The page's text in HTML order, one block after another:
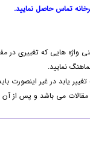
تماس حاصل نمایید.
هایی که تغییری در
نمایید.
یابد در غیر اینصورت